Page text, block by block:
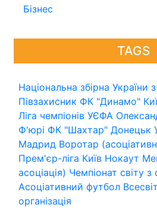
Бізнес
TAGS
Національна збірна України
Півзахисник ФК "Динамо"
Ліга чемпіонів УЄФА
Ф'юрі ФК "Шахтар" Донецьк
Мадрид Воротар
Прем'єр-ліга Київ Нокаут
асоціація) Чемпіонат світу з
Асоціативний футбол
організація